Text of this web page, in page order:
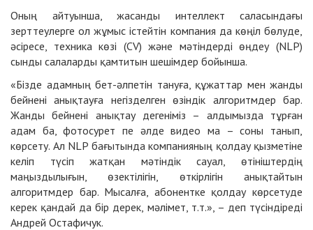
Оның айтуынша, жасанды интеллект саласындағы
зерттеулерге ол жұмыс істейтін компания да көңіл бөлуде,
әсіресе, техника көзі (CV) және мәтіндерді өңдеу (NLP)
сынды салаларды қамтитын шешімдер бойынша.
«Бізде адамның бет-әлпетін тануға, құжаттар мен жанды
бейнені анықтауға негізделген өзіндік алгоритмдер бар.
Жанды бейнені анықтау дегеніміз – алдымызда тұрған
адам ба, фотосурет пе әлде видео ма – соны танып,
көрсету. Ал NLP бағытында компанияның қолдау қызметіне
келіп түсіп жатқан мәтіндік сауал, өтініштердің
маңыздылығын, өзектілігін, өткірлігін анықтайтын
алгоритмдер бар. Мысалға, абонентке қолдау көрсетуде
керек қандай да бір дерек, мәлімет, т.т.», – деп түсіндіреді
Андрей Остафичук.